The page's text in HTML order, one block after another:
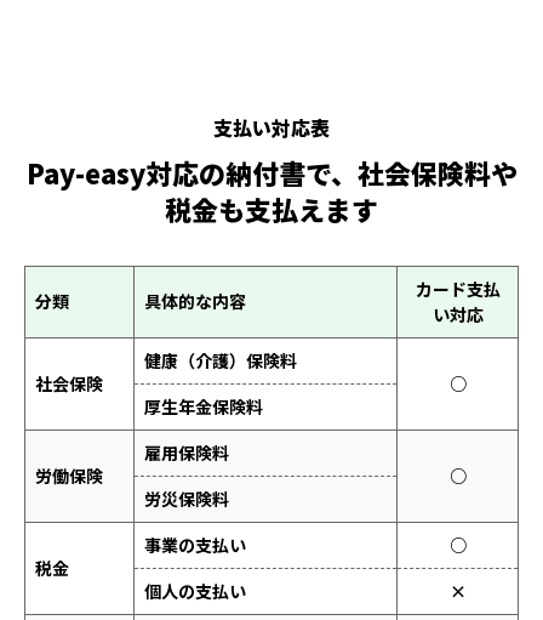
支払い対応表
Pay-easy対応の納付書で、社会保険料や
税金も支払えます
分類 具体的な内容
カード支払
い対応
社会保険
健康（介護）保険料
○
厚生年金保険料
労働保険
雇用保険料
○
労災保険料
税金
事業の支払い
○
個人の支払い
×